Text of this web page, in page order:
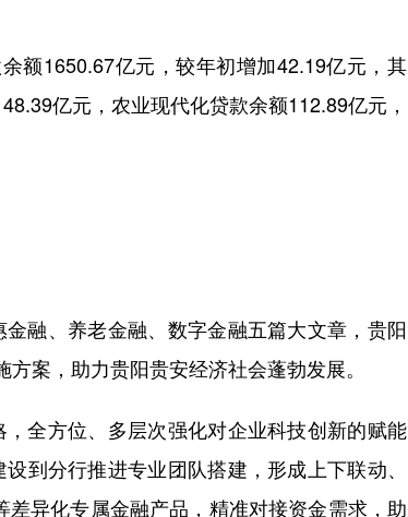
额1650.67亿元，较年初增加42.19亿元，其
亿元，农业现代化贷款余额112.89亿元，
融、养老金融、数字金融五篇大文章，贵阳
案，助力贵阳贵安经济社会蓬勃发展。
全方位、多层次强化对企业科技创新的赋能
到分行推进专业团队搭建，形成上下联动、
差异化专属金融产品，精准对接资金需求，助